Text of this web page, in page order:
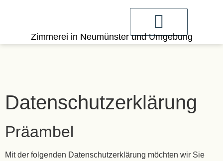
Zimmerei in Neumünster und Umgebung
Datenschutzerklärung
Präambel
Mit der folgenden Datenschutzerklärung möchten wir Sie